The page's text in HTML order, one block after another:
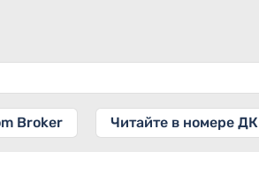
Broker Читайте в номере ДК